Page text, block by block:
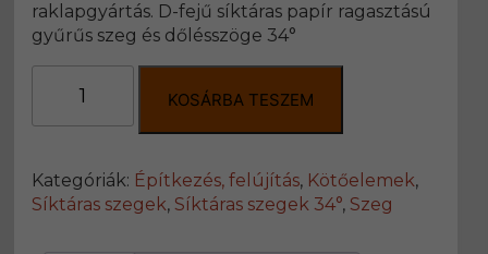
raklapgyártás. D-fejű síktáras papír ragasztású
gyűrűs szeg és dőlésszöge 34°
28/63
gépi
szeg
KOSÁRBA TESZEM
Kategóriák: Építkezés, felújítás, Kötőelemek,
Síktáras szegek, Síktáras szegek 34°, Szeg